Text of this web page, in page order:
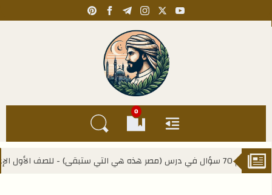
youtube
x
instagram
telegram
facebook
pinterest
Kahlawy Hassan
القائمة
0
العلامات المرجعيةالبحث في المدونة
المنهج